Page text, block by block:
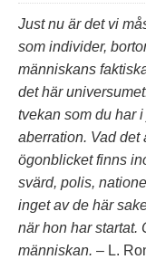
Just nu är det vi
som individer,
människans
det här
tvekan som du har
aberration. Vad det
ögonblicket finns
svärd, polis,
inget av de här
när hon har startat.
människan. – L.